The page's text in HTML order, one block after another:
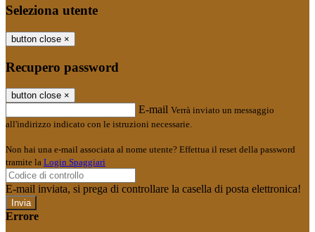
Seleziona utente
button close ×
Recupero password
button close ×
E-mail Verrà inviato un messaggio
all'indirizzo indicato con le istruzioni necessarie.
Non hai una e-mail associata al nome utente? Effettua il reset della password
tramite la Login Spaggiari
E-mail inviata, si prega di controllare la casella di posta elettronica!
Errore